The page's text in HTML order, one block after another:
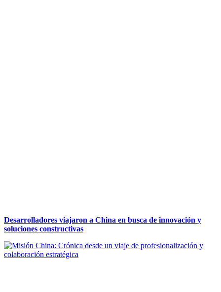
Desarrolladores viajaron a China en busca de innovación y
soluciones constructivas